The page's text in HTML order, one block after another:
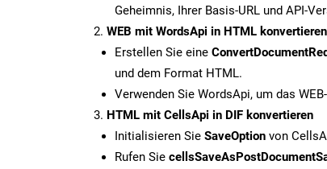
Geheimnis, Ihrer Basis-URL und API-
WEB mit WordsApi in HTML konvertieren
Erstellen Sie eine
und dem Format HTML.
Verwenden Sie WordsApi, um das
HTML mit CellsApi in DIF konvertieren
Initialisieren Sie SaveOption von
Rufen Sie